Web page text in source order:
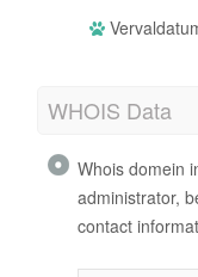
WHOIS Data
Whois domein
administrator,
contact